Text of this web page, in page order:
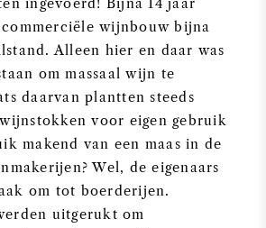
wijnbouw bijna
Alleen hier en daar was
om massaal wijn te
daarvan plantten steeds
voor eigen gebruik
makend van een maas in de
Wel, de eigenaars
om tot boerderijen.
uitgerukt om